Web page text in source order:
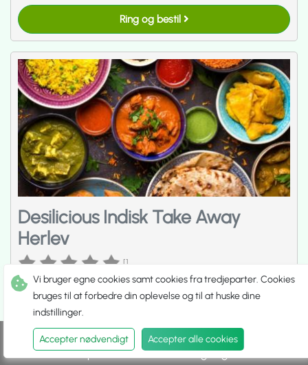
Ring og bestil
Desilicious Indisk Take Away
Herlev
[]
Indisk.Restaurant.Lammeretter.Gryderetter.Take Away
Lukket Åbent Man. fra 15:00 til 21:00
Herlev Hovedgade 104,
Åbningstider og Service kan være ændret
27 Apr 2024 Spis udeHent selvUdbringning
Vi bruger egne cookies samt cookies fra tredjeparter. Cookies
bruges til at forbedre din oplevelse og til at huske dine
indstillinger.
Accepter nødvendigt Accepter alle cookies